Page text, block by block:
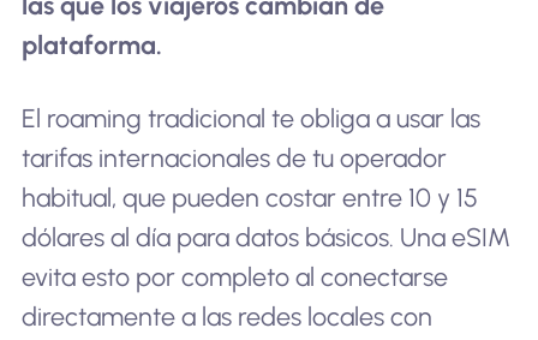
plataforma.
El roaming tradicional te obliga a usar las
tarifas internacionales de tu operador
habitual, que pueden costar entre 10 y 15
dólares al día para datos básicos. Una eSIM
evita esto por completo al conectarse
directamente a las redes locales con